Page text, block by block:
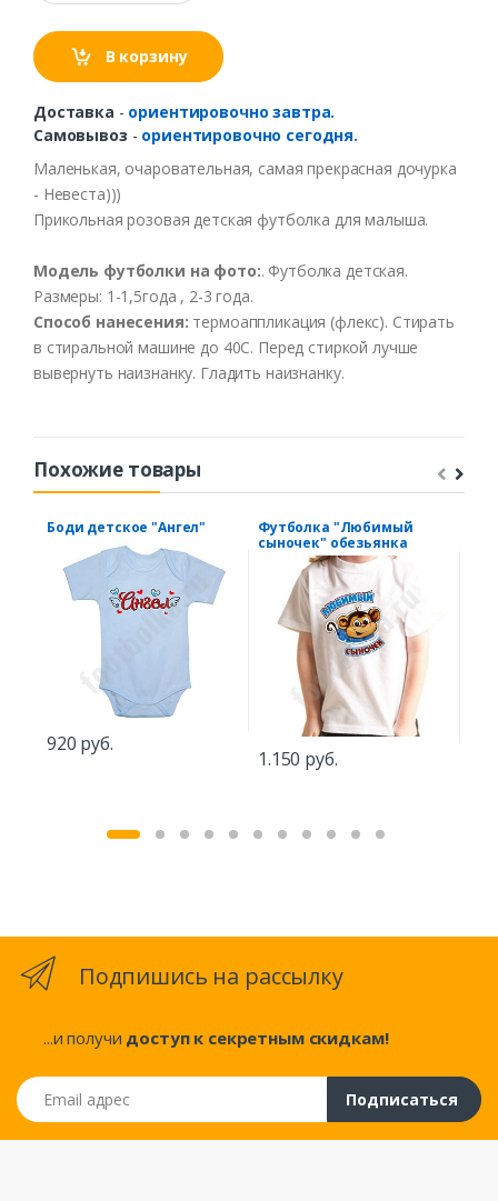
В корзину
Доставка - ориентировочно завтра.
Самовывоз - ориентировочно сегодня.
Маленькая, очаровательная, самая прекрасная дочурка
- Невеста)))
Прикольная розовая детская футболка длямалыша.
Модель футболки на фото:. Футболка детская.
Размеры: 1-1,5года , 2-3 года.
Способ нанесения: термоаппликация (флекс). Стирать
в стиральной машине до 40С. Перед стиркой лучше
вывернуть наизнанку. Гладить наизнанку.
Похожие товары
Боди детское "Ангел"
920 руб.
Футболка "Любимый
сыночек" обезьянка
1.150 руб.
Подпишись на рассылку
...и получи доступ к секретным скидкам!
Email адрес
Подписаться